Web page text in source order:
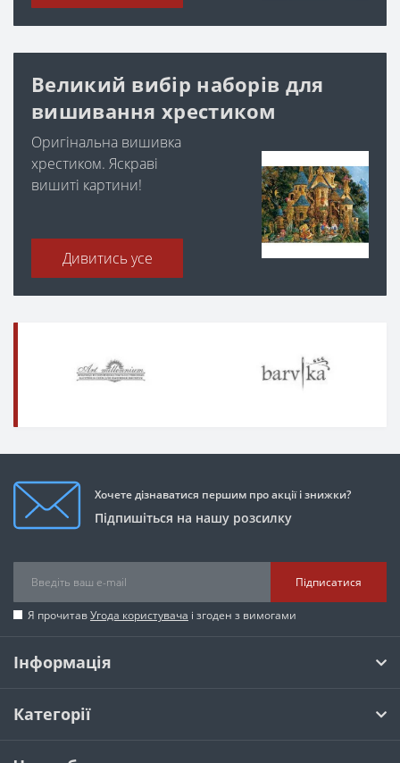
Великий вибір наборів для
вишивання хрестиком
Оригінальна вишивка
хрестиком. Яскраві
вишиті картини!
Дивитись усе
Хочете дізнаватися першим про акції і знижки?
Підпишіться на нашу розсилку
Підписатися
Я прочитавУгода користувача і згоден з вимогами
Інформація
Категорії